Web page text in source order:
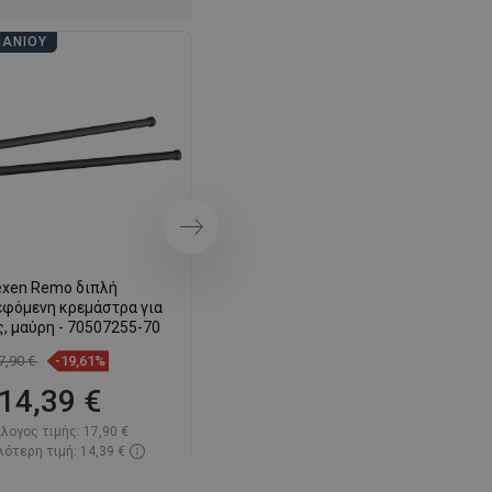
Remo διπλή
κρεμάστρα για
μαύρη - 70507255-70
€ -19,61%
14,39 €
τιμής: 17,90 €
τιμή: 14,39 €
Επόμενο